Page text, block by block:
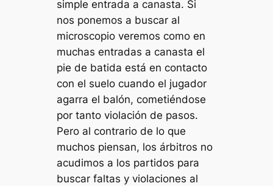
simple entrada a canasta. Si
nos ponemos a buscar al
microscopio veremos como en
muchas entradas a canasta el
pie de batida está en contacto
con el suelo cuando el jugador
agarra el balón, cometiéndose
por tanto violación de pasos.
Pero al contrario de lo que
muchos piensan, los árbitros no
acudimos a los partidos para
buscar faltas y violaciones al